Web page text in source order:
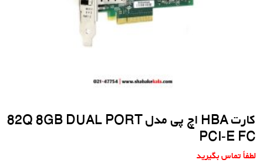
کارت HBA اچ پی مدل 82Q 8GB DUAL PORT
PCI-E FC
لطفاً تماس بگیرید